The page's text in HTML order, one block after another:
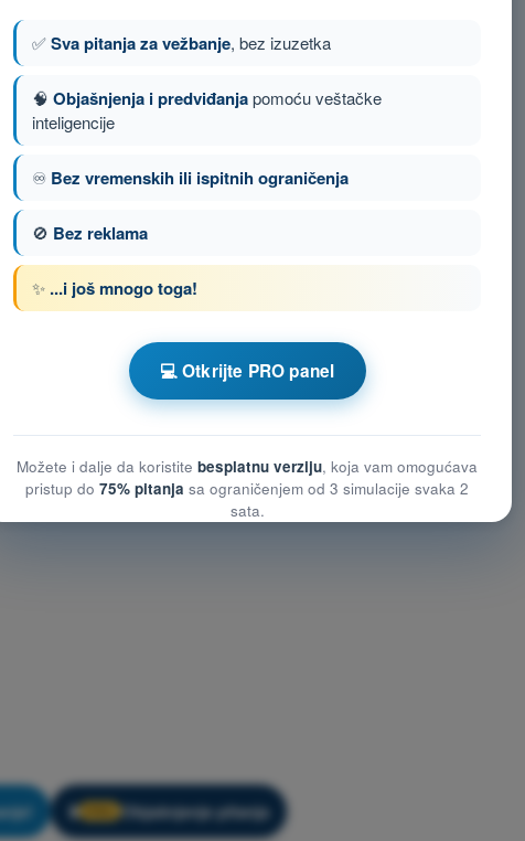
neke osobe u njima, ali gde se zahteva hitna pomoć
opasnost I zahtevaju hitnu pomoć
124 od 150 Sledeće pitanje
PPL(A) - Dozvola Privatnog Pilota (Avioni)
PPL(A) - Komunikacije
🔒 Objašnjenje pitanja
✅Sva pitanja za vežbanje, bez izuzetka
🧠 Objašnjenja i predviđanjapomoću veštačke
inteligencije
♾️ Bez vremenskih ili ispitnih ograničenja
🚫 Bez reklama
✨ ...i još mnogo toga!
💻 Otkrijte PRO panel
Možete i dalje da koristite besplatnu verziju, koja vam omogućava
pristup do 75% pitanja sa ograničenjem od 3 simulacije svaka 2
sata.